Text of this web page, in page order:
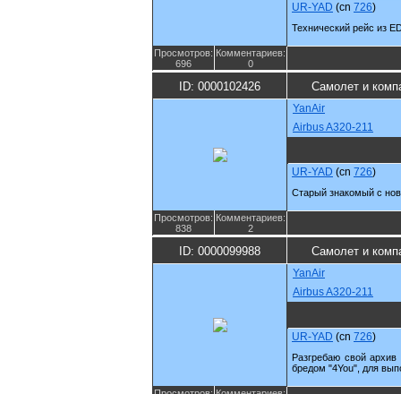
UR-YAD (cn 726)
Технический рейс из
Просмотров:
696
Комментариев:
0
ID: 0000102426 Самолет и
YanAir
Airbus A320-211
UR-YAD (cn 726)
Старый знакомый с
Просмотров:
838
Комментариев:
2
ID: 0000099988 Самолет и
YanAir
Airbus A320-211
UR-YAD (cn 726)
Разгребаю свой
бредом "4You", для